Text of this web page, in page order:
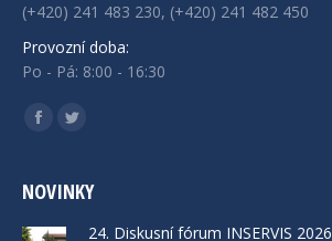
(+420) 241 483 230, (+420) 241 482 450
Provozní doba:
Po - Pá: 8:00 - 16:30
Find us on:
Facebook
Twitter
NOVINKY
24. Diskusní fórum INSERVIS 2026